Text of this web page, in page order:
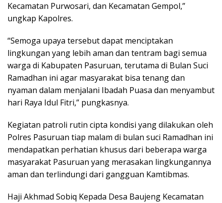
Kecamatan Purwosari, dan Kecamatan Gempol,”
ungkap Kapolres.
“Semoga upaya tersebut dapat menciptakan
lingkungan yang lebih aman dan tentram bagi semua
warga di Kabupaten Pasuruan, terutama di Bulan Suci
Ramadhan ini agar masyarakat bisa tenang dan
nyaman dalam menjalani Ibadah Puasa dan menyambut
hari Raya Idul Fitri,” pungkasnya.
Kegiatan patroli rutin cipta kondisi yang dilakukan oleh
Polres Pasuruan tiap malam di bulan suci Ramadhan ini
mendapatkan perhatian khusus dari beberapa warga
masyarakat Pasuruan yang merasakan lingkungannya
aman dan terlindungi dari gangguan Kamtibmas.
Haji Akhmad Sobiq Kepada Desa Baujeng Kecamatan